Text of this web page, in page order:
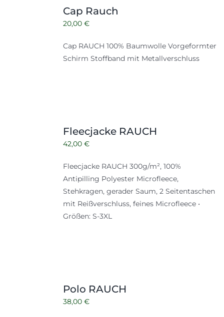
Cap Rauch
20,00 €
Cap RAUCH 100% Baumwolle Vorgeformter
Schirm Stoffband mit Metallverschluss
Fleecjacke RAUCH
42,00 €
Fleecjacke RAUCH 300g/m², 100%
Antipilling Polyester Microfleece,
Stehkragen, gerader Saum, 2 Seitentaschen
mit Reißverschluss, feines Microfleece •
Größen: S-3XL
Polo RAUCH
38,00 €